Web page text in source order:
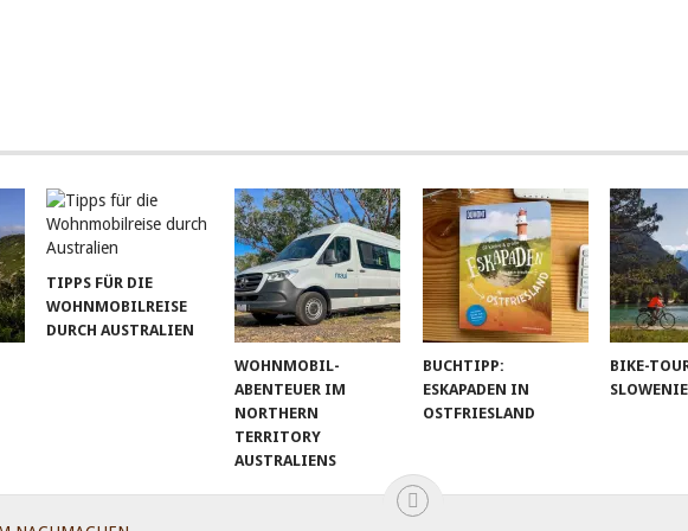
TIPPS FÜR DIE
WOHNMOBILREISE
DURCH AUSTRALIEN
WOHNMOBIL-
ABENTEUER IM
NORTHERN
TERRITORY
AUSTRALIENS
BUCHTIPP:
ESKAPADEN IN
OSTFRIESLAND
BIKE-